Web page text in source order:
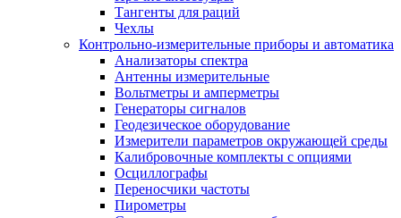
Тангенты для раций
Чехлы
Контрольно-измерительные приборы и автоматика
Анализаторы спектра
Антенны измерительные
Вольтметры и амперметры
Генераторы сигналов
Геодезическое оборудование
Измерители параметров окружающей среды
Калибровочные комплекты с опциями
Осциллографы
Переносчики частоты
Пирометры